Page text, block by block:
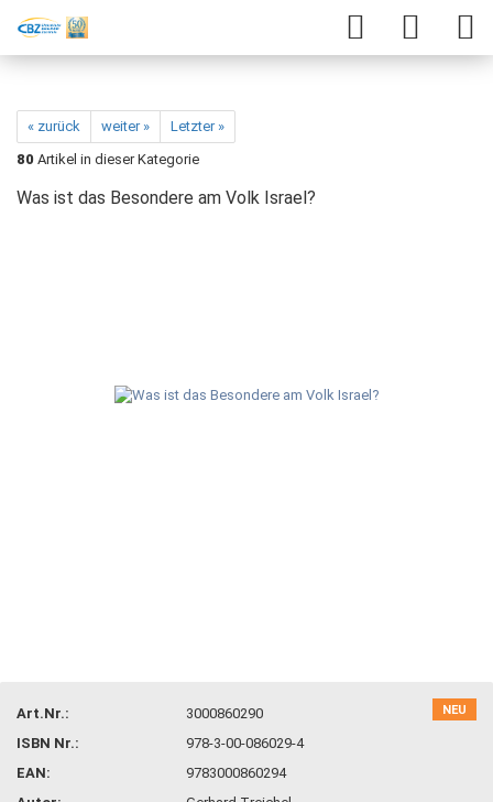
« zurück weiter »
Letzter »
80 Artikel in dieser Kategorie
Was ist das Besondere am Volk Israel?
NEU
Art.Nr.:
3000860290
ISBN Nr.:
978-3-00-086029-4
EAN:
9783000860294